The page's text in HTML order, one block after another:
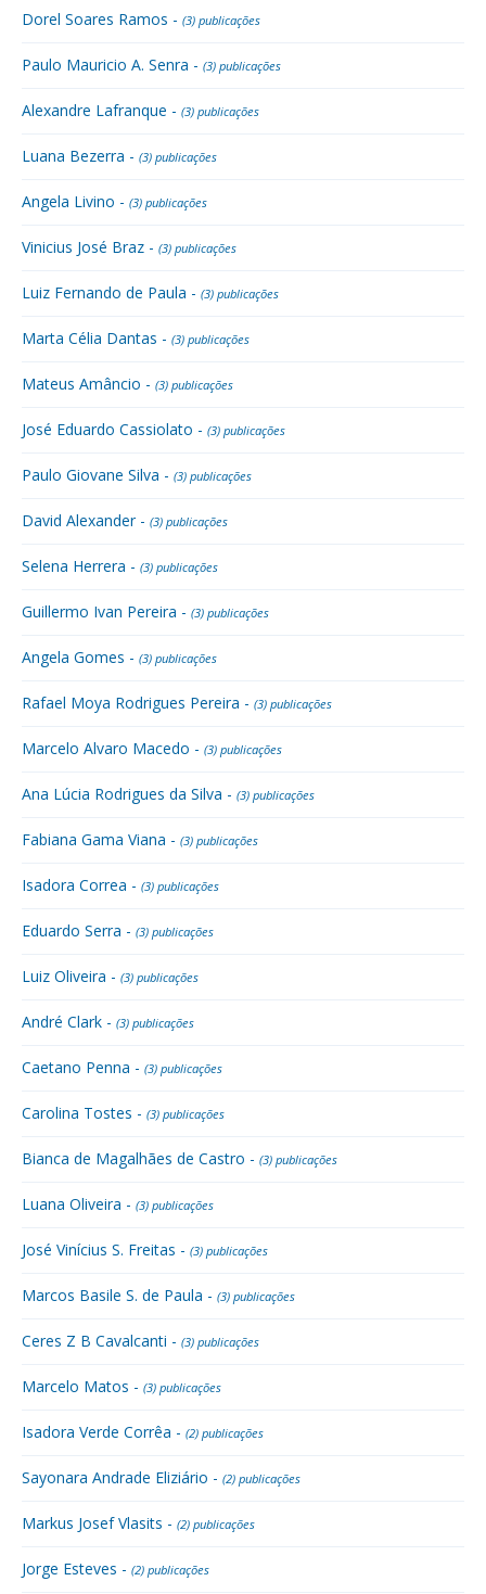
Dorel Soares Ramos - (3) publicações
Paulo Mauricio A. Senra - (3) publicações
Alexandre Lafranque - (3) publicações
Luana Bezerra - (3) publicações
Angela Livino - (3) publicações
Vinicius José Braz - (3) publicações
Luiz Fernando de Paula - (3) publicações
Marta Célia Dantas - (3) publicações
Mateus Amâncio - (3) publicações
José Eduardo Cassiolato - (3) publicações
Paulo Giovane Silva - (3) publicações
David Alexander - (3) publicações
Selena Herrera - (3) publicações
Guillermo Ivan Pereira - (3) publicações
Angela Gomes - (3) publicações
Rafael Moya Rodrigues Pereira - (3) publicações
Marcelo Alvaro Macedo - (3) publicações
Ana Lúcia Rodrigues da Silva - (3) publicações
Fabiana Gama Viana - (3) publicações
Isadora Correa - (3) publicações
Eduardo Serra - (3) publicações
Luiz Oliveira - (3) publicações
André Clark - (3) publicações
Caetano Penna - (3) publicações
Carolina Tostes - (3) publicações
Bianca de Magalhães de Castro - (3) publicações
Luana Oliveira - (3) publicações
José Vinícius S. Freitas - (3) publicações
Marcos Basile S. de Paula - (3) publicações
Ceres Z B Cavalcanti - (3) publicações
Marcelo Matos - (3) publicações
Isadora Verde Corrêa - (2) publicações
Sayonara Andrade Eliziário - (2) publicações
Markus Josef Vlasits - (2) publicações
Jorge Esteves - (2) publicações